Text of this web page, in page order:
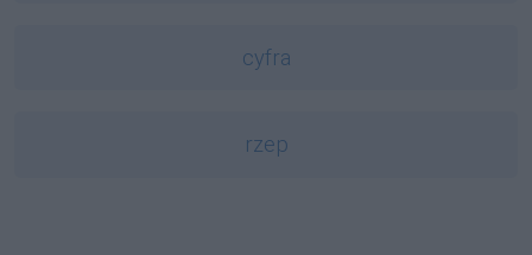
cyfra
rzep